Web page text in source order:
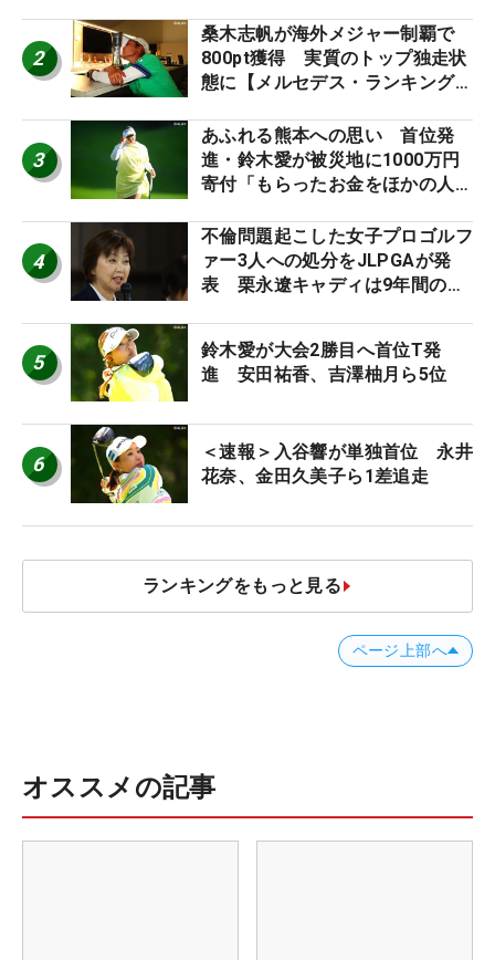
2
桑木志帆が海外メジャー制覇で
800pt獲得 実質のトップ独走状
態に【メルセデス・ランキング番
3
あふれる熊本への思い 首位発
進・鈴木愛が被災地に1000万円
寄付「もらったお金をほかの人
4
不倫問題起こした女子プロゴルフ
ァー3人への処分をJLPGAが発
表 栗永遼キャディは9年間の立
5
鈴木愛が大会2勝目へ首位T発
進 安田祐香、吉澤柚月ら5位
6
＜速報＞入谷響が単独首位 永井
花奈、金田久美子ら1差追走
ランキングをもっと見る
ページ上部へ
オススメの記事